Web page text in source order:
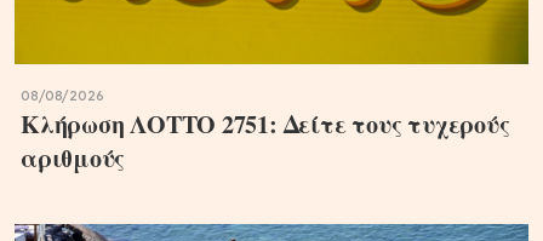
08/08/2026
Κλήρωση ΛΟΤΤΟ 2751: Δείτε τους τυχερούς
αριθμούς